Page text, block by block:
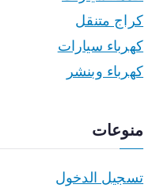
كراج متنقل
كهرباء سيارات
كهرباء وبنشر
منوعات
تسجيل الدخول